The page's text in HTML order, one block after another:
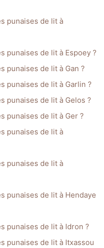
punaises de lit à
punaises de lit à Espoey ?
punaises de lit à Gan ?
punaises de lit à Garlin ?
punaises de lit à Gelos ?
punaises de lit à Ger ?
punaises de lit à
punaises de lit à
punaises de lit à Hendaye
punaises de lit à Idron ?
punaises de lit à Itxassou